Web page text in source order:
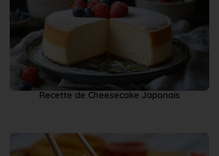
Recette de Cheesecake Japonais